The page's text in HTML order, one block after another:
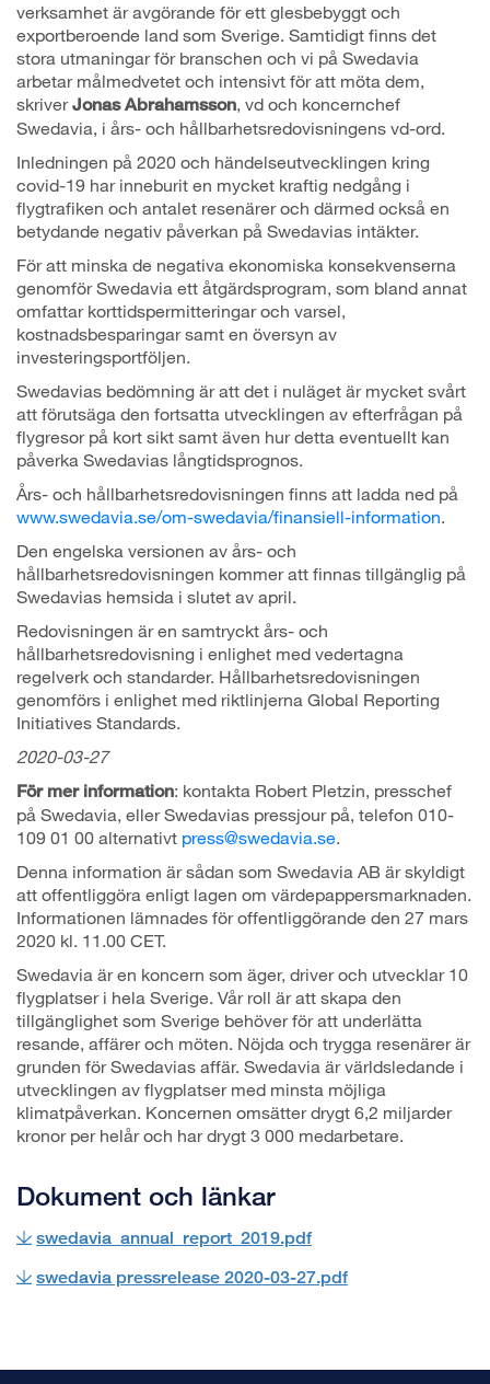
verksamhet är avgörande för ett glesbebyggt och
exportberoende land som Sverige. Samtidigt finns det
stora utmaningar för branschen och vi på Swedavia
arbetar målmedvetet och intensivt för att möta dem,
skriverJonas Abrahamsson, vd och koncernchef
Swedavia, i års- och hållbarhetsredovisningens vd-ord.
Inledningen på 2020 och händelseutvecklingen kring
covid-19 har inneburit en mycket kraftig nedgång i
flygtrafiken och antalet resenärer och därmed också en
betydande negativ påverkan på Swedavias intäkter.
För att minska de negativa ekonomiska konsekvenserna
genomför Swedavia ett åtgärdsprogram, som bland annat
omfattar korttidspermitteringar och varsel,
kostnadsbesparingar samt en översyn av
investeringsportföljen.
Swedavias bedömning är att det i nuläget är mycket svårt
att förutsäga den fortsatta utvecklingen av efterfrågan på
flygresor på kort sikt samt även hur detta eventuellt kan
påverka Swedavias långtidsprognos.
Års- och hållbarhetsredovisningen finns att ladda ned på
www.swedavia.se/om-swedavia/finansiell-information.
Den engelska versionen av års- och
hållbarhetsredovisningen kommer att finnas tillgänglig på
Swedavias hemsida i slutet av april.
Redovisningen är en samtryckt års- och
hållbarhetsredovisning i enlighet med vedertagna
regelverk och standarder. Hållbarhetsredovisningen
genomförs i enlighet med riktlinjerna Global Reporting
Initiatives Standards.
2020-03-27
För mer information: kontakta Robert Pletzin, presschef
på Swedavia, eller Swedavias pressjour på, telefon 010-
109 01 00 alternativt press@swedavia.se.
Denna information är sådan som Swedavia AB är skyldigt
att offentliggöra enligt lagen om värdepappersmarknaden.
Informationen lämnades för offentliggörande den 27 mars
2020 kl. 11.00 CET.
Swedavia är en koncern som äger, driver och utvecklar 10
flygplatser i hela Sverige. Vår roll är att skapa den
tillgänglighet som Sverige behöver för att underlätta
resande, affärer och möten. Nöjda och trygga resenärer är
grunden för Swedavias affär. Swedavia är världsledande i
utvecklingen av flygplatser med minsta möjliga
klimatpåverkan. Koncernen omsätter drygt 6,2 miljarder
kronor per helår och har drygt 3 000 medarbetare.
Dokument och länkar
swedavia_annual_report_2019.pdf
swedavia pressrelease 2020-03-27.pdf